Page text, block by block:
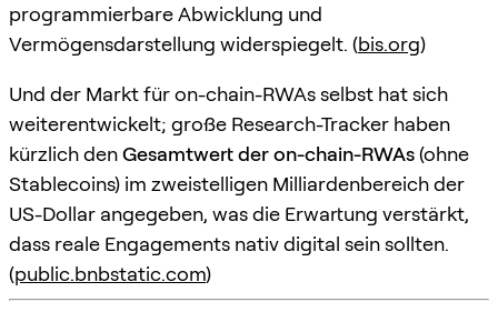
programmierbare Abwicklung und
Vermögensdarstellung widerspiegelt. (bis.org)
Und der Markt für on-chain-RWAs selbst hat sich
weiterentwickelt; große Research-Tracker haben
kürzlich denGesamtwert der on-chain-RWAs(ohne
Stablecoins) im zweistelligen Milliardenbereich der
US-Dollar angegeben, was die Erwartung verstärkt,
dass reale Engagements nativ digital sein sollten.
(public.bnbstatic.com)